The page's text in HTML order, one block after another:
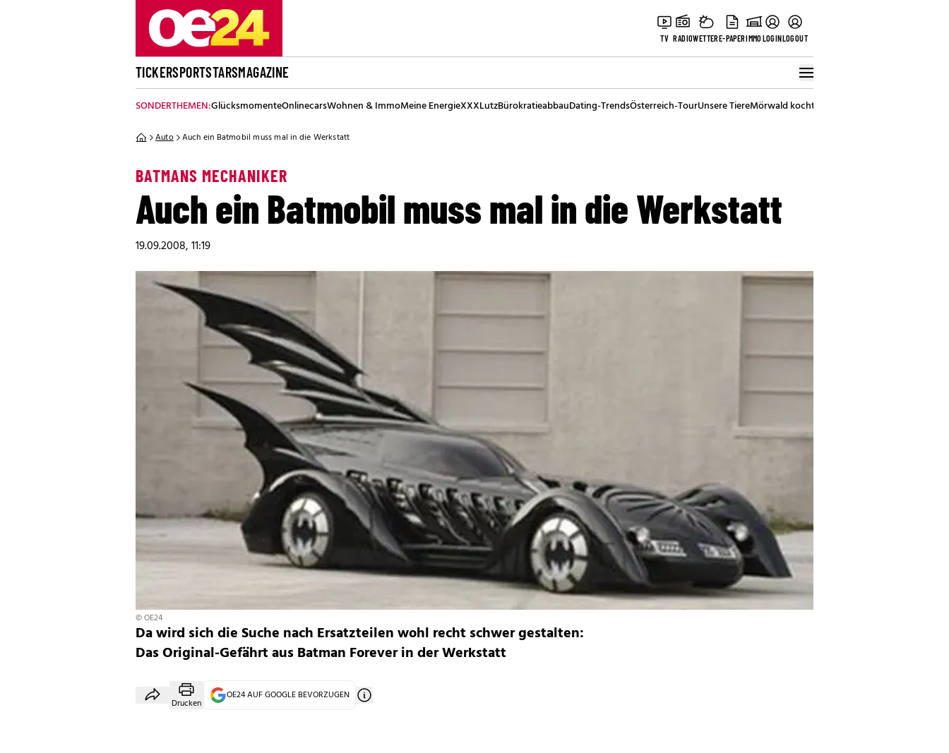
TV RADIOWETTERE-PAPERIMMOLOGINLOGOUT
TICKERSPORTSTARSMAGAZINE
SONDERTHEMEN:GlücksmomenteOnlinecarsWohnen & ImmoMeine EnergieXXXLutzBürokratieabbauDating-TrendsÖsterreich-TourUnsere TiereMörwald kocht
Auto Auch ein Batmobil muss mal in die Werkstatt
BATMANS MECHANIKER
Auch ein Batmobil muss mal in die Werkstatt
19.09.2008, 11:19
© OE24
Da wird sich die Suche nach Ersatzteilen wohl recht schwer gestalten:
Das Original-Gefährt aus Batman Forever in der Werkstatt
Drucken
OE24 AUF GOOGLE BEVORZUGEN